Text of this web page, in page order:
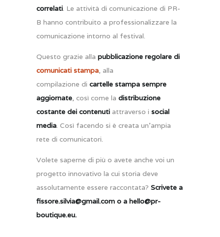
correlati. Le attività di comunicazione di PR-
B hanno contribuito a professionalizzare la
comunicazione intorno al festival.
Questo grazie alla pubblicazione regolare di
comunicati stampa, alla
compilazione di cartelle stampa sempre
aggiornate, così come la distribuzione
costante dei contenuti attraverso i social
media. Così facendo si è creata un’ampia
rete di comunicatori.
Volete saperne di più o avete anche voi un
progetto innovativo la cui storia deve
assolutamente essere raccontata? Scrivete a
fissore.silvia@gmail.com o a hello@pr-
boutique.eu.